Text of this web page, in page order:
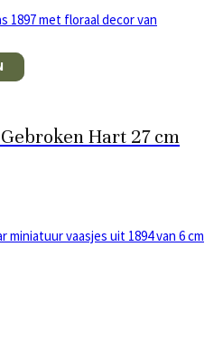
Hart 27 cm